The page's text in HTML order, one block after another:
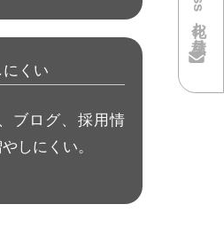
くい
ブログ、採用情
しにくい。